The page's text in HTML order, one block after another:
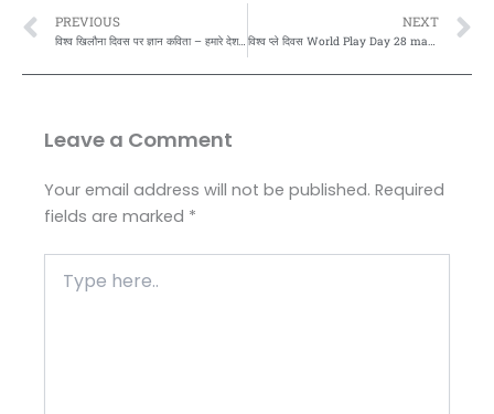
Prev
PREVIOUS
विश्व खिलौना दिवस पर ज्ञान कविता – हमारे देश भारत मे यह खिलौना मेला 27 फरवरी से 2 मार्च, 2021 तक मनाया गया था।
NEXT
Leave a Comment
Your email address will not be published. Required
fields are marked *
here..